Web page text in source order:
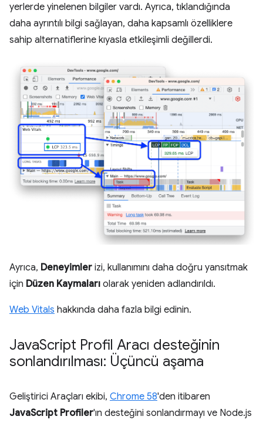
yerlerde yinelenen bilgiler vardı. Ayrıca, tıklandığında
daha ayrıntılı bilgi sağlayan, daha kapsamlı özelliklere
sahip alternatiflerine kıyasla etkileşimli değillerdi.
Ayrıca, Deneyimler izi, kullanımını daha doğru yansıtmak
için Düzen Kaymaları olarak yeniden adlandırıldı.
Web Vitals hakkında daha fazla bilgi edinin.
JavaScript Profil Aracı desteğinin
sonlandırılması: Üçüncü aşama
Geliştirici Araçları ekibi, Chrome 58'den itibaren
JavaScript Profiler'ın desteğini sonlandırmayı ve Node.js